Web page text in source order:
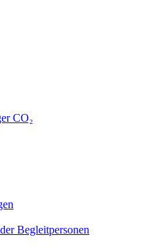
CO₂
Begleitpersonen